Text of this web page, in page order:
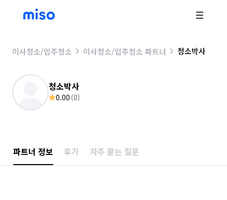
이사청소/입주청소 이사청소/입주청소 파트너 청소박사
청소박사
0.00 (0)
파트너 정보 후기 자주 묻는 질문